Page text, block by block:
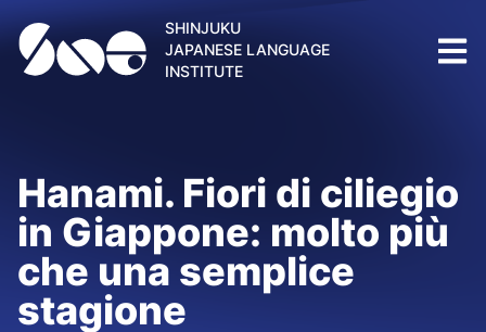
SHINJUKU
JAPANESE LANGUAGE
INSTITUTE
Hanami. Fiori di ciliegio
in Giappone: molto più
che una semplice
stagione